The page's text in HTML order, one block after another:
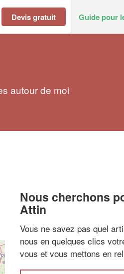
Devis gratuit Guide pour
autour de moi
Nous cherchons
Attin
Vous ne savez pas quel
nous en quelques clics
vous et vous mettons en